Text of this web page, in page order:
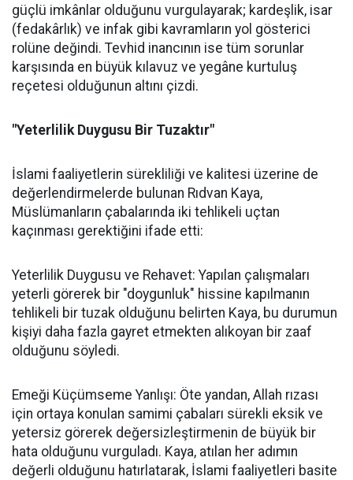
güçlü imkânlar olduğunu vurgulayarak; kardeşlik, isar
(fedakârlık) ve infak gibi kavramların yol gösterici
rolüne değindi. Tevhid inancının ise tüm sorunlar
karşısında en büyük kılavuz ve yegâne kurtuluş
reçetesi olduğunun altını çizdi.
"Yeterlilik Duygusu Bir Tuzaktır"
İslami faaliyetlerin sürekliliği ve kalitesi üzerine de
değerlendirmelerde bulunan Rıdvan Kaya,
Müslümanların çabalarında iki tehlikeli uçtan
kaçınması gerektiğini ifade etti:
Yeterlilik Duygusu ve Rehavet: Yapılan çalışmaları
yeterli görerek bir "doygunluk" hissine kapılmanın
tehlikeli bir tuzak olduğunu belirten Kaya, bu durumun
kişiyi daha fazla gayret etmekten alıkoyan bir zaaf
olduğunu söyledi.
Emeği Küçümseme Yanlışı: Öte yandan, Allah rızası
için ortaya konulan samimi çabaları sürekli eksik ve
yetersiz görerek değersizleştirmenin de büyük bir
hata olduğunu vurguladı. Kaya, atılan her adımın
değerli olduğunu hatırlatarak, İslami faaliyetleri basite